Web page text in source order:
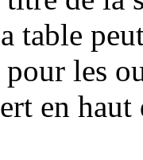
table
pour les
en haut